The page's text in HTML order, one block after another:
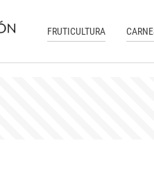
FRUTICULTURA